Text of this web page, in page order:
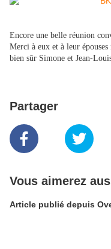
Encore une belle réunion
Merci à eux et à leur
bien sûr Simone et Jean-
Partager
Vous aimerez
Article